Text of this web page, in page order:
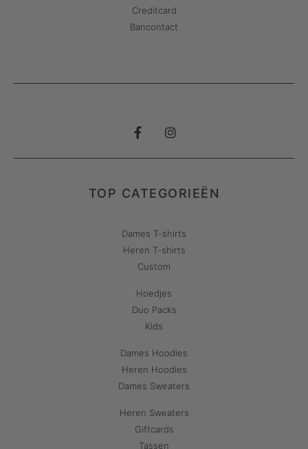
Creditcard
Bancontact
TOP CATEGORIEËN
Dames T-shirts
Heren T-shirts
Custom
Hoedjes
Duo Packs
Kids
Dames Hoodies
Heren Hoodies
Dames Sweaters
Heren Sweaters
Giftcards
Tassen